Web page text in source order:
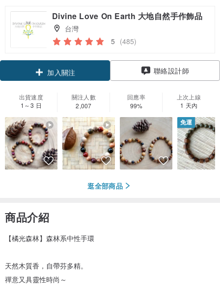
Divine Love On Earth 大地自然手作飾品
台灣
5 (485)
領優惠券 聯絡設計師
出貨速度
1～3 日
關注人數
2,007
回應率
99%
上次上線
1 天內
免運
逛全部商品
商品介紹
【橘光森林】森林系中性手環
天然木質香，自帶芬多精。
禪意又具靈性時尚～